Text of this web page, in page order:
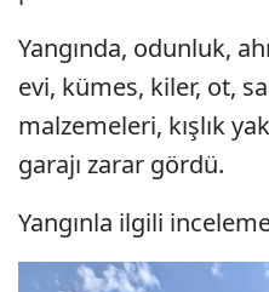
Yangında, odunluk,
evi, kümes, kiler, ot,
malzemeleri, kışlık
garajı zarar gördü.
Yangınla ilgili